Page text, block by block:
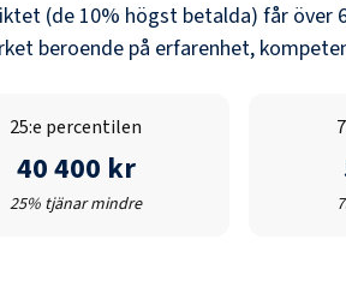
(de 10% högst betalda) får över
beroende på erfarenhet,
25:e percentilen
40 400 kr
25% tjänar mindre